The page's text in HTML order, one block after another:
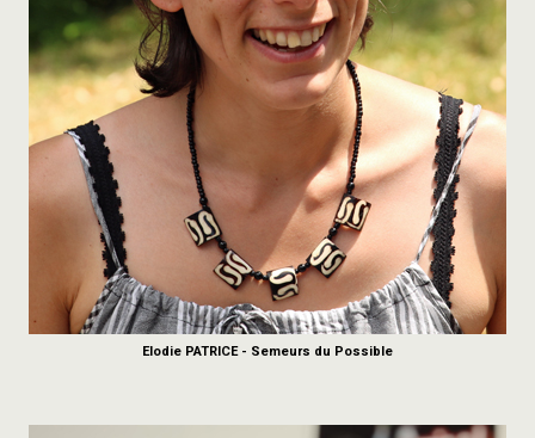
Elodie PATRICE - Semeurs du Possible